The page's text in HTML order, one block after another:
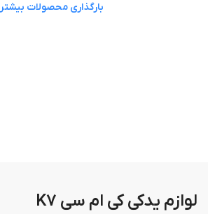
بارگذاری محصولات بیشتر
لوازم یدکی کی ام سی K7